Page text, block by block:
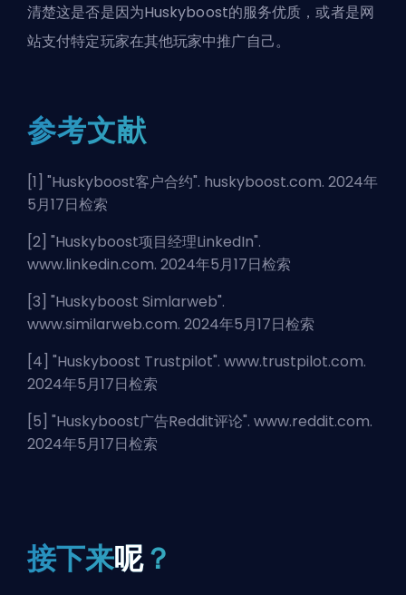
清楚这是否是因为Huskyboost的服务优质，或者是网
站支付特定玩家在其他玩家中推广自己。
参考文献
[1] "Huskyboost客户合约". huskyboost.com. 2024年
5月17日检索
[2] "Huskyboost项目经理LinkedIn".
www.linkedin.com. 2024年5月17日检索
[3] "Huskyboost Simlarweb".
www.similarweb.com. 2024年5月17日检索
[4] "Huskyboost Trustpilot". www.trustpilot.com.
2024年5月17日检索
[5] "Huskyboost广告Reddit评论". www.reddit.com.
2024年5月17日检索
接下来呢？